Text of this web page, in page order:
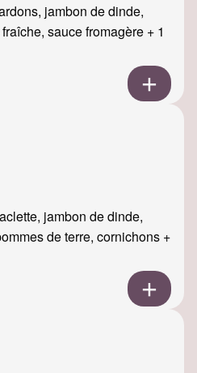
jambon de dinde,
sauce fromagère + 1
jambon de dinde,
de terre, cornichons +